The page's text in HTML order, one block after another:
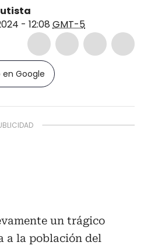
- 12:08 GMT-5
en Google
un trágico
a la población del